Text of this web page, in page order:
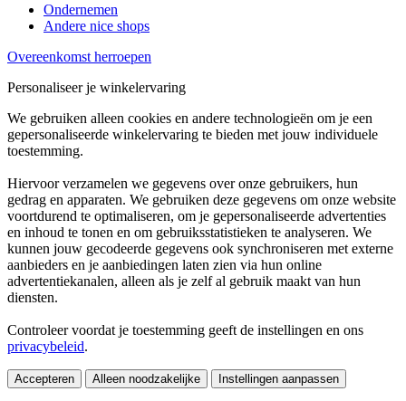
Ondernemen
Andere nice shops
Overeenkomst herroepen
Personaliseer je winkelervaring
We gebruiken alleen cookies en andere technologieën om je een
gepersonaliseerde winkelervaring te bieden met jouw individuele
toestemming.
Hiervoor verzamelen we gegevens over onze gebruikers, hun
gedrag en apparaten. We gebruiken deze gegevens om onze website
voortdurend te optimaliseren, om je gepersonaliseerde advertenties
en inhoud te tonen en om gebruiksstatistieken te analyseren. We
kunnen jouw gecodeerde gegevens ook synchroniseren met externe
aanbieders en je aanbiedingen laten zien via hun online
advertentiekanalen, alleen als je zelf al gebruik maakt van hun
diensten.
Controleer voordat je toestemming geeft de instellingen en ons
privacybeleid.
Accepteren Alleen noodzakelijke Instellingen aanpassen